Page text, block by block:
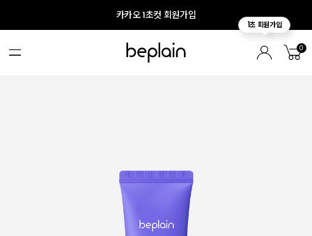
카카오 1초컷 회원가입
0